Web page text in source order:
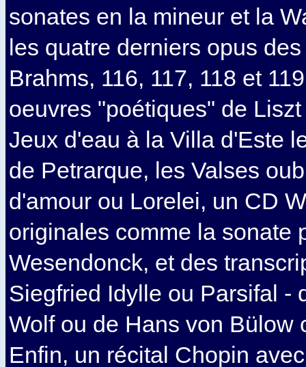
sonates en la mineur et la
les quatre derniers opus
Brahms, 116, 117, 118 et
oeuvres "poétiques" de
Jeux d'eau à la Villa d'Este
de Petrarque, les Valses
d'amour ou Lorelei, un CD
originales comme la sonate
Wesendonck, et des
Siegfried Idylle ou Parsifal -
Wolf ou de Hans von Bülow
Enfin, un récital Chopin